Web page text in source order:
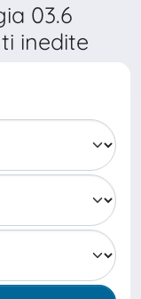
03.6
inedite